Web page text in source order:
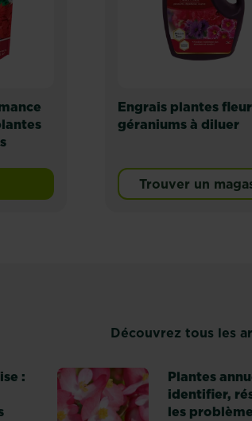
dipladénias
performance organics engrais
Engrais plantes
géraniums à diluer
Trouver un
Découvrez tous les
:
Plantes
identifier,
les